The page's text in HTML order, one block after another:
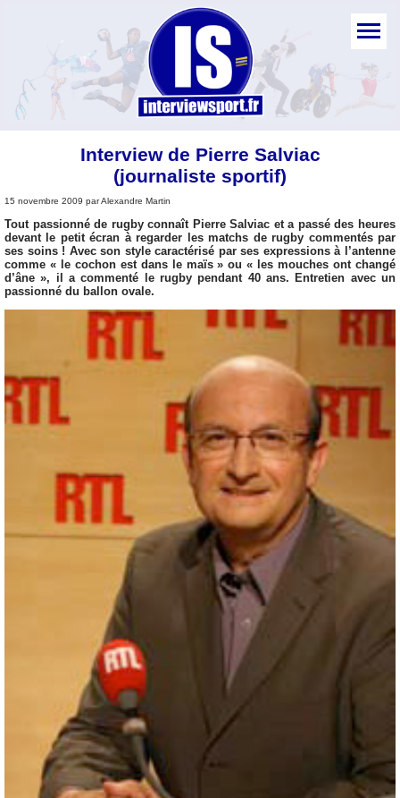
Interview de Pierre Salviac
(journaliste sportif)
15 novembre 2009 par Alexandre Martin
Tout passionné de rugby connaît Pierre Salviac et a passé des heures
devant le petit écran à regarder les matchs de rugby commentés par
ses soins ! Avec son style caractérisé par ses expressions à l’antenne
comme « le cochon est dans le maïs » ou « les mouches ont changé
d’âne », il a commenté le rugby pendant 40 ans. Entretien avec un
passionné du ballon ovale.